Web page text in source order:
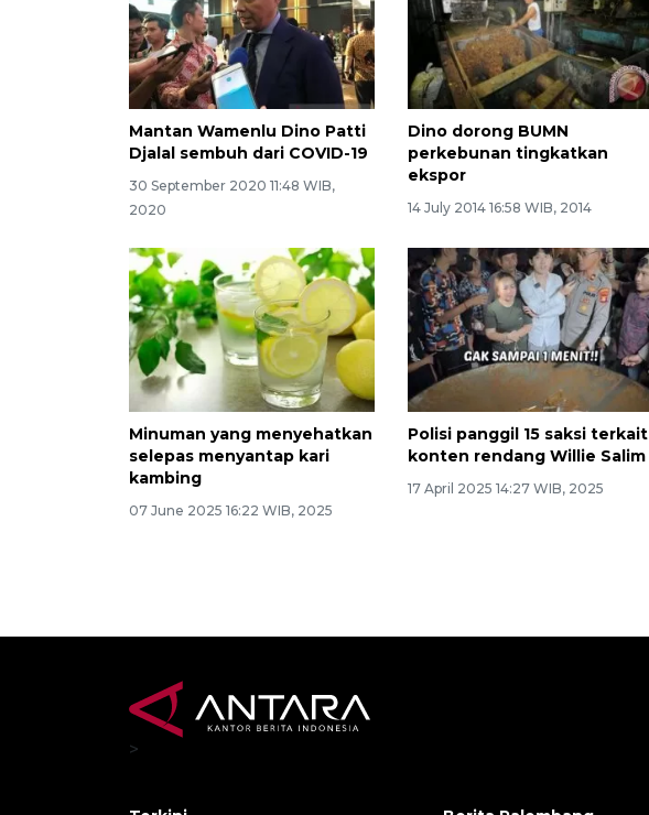
Mantan Wamenlu Dino Patti
Djalal sembuh dari COVID-19
30 September 2020 11:48 WIB,
2020
Dino dorong BUMN
perkebunan tingkatkan
ekspor
14 July 2014 16:58 WIB, 2014
Minuman yang menyehatkan
selepas menyantap kari
kambing
07 June 2025 16:22 WIB, 2025
Polisi panggil 15 saksi terkait
konten rendang Willie Salim
17 April 2025 14:27 WIB, 2025
>